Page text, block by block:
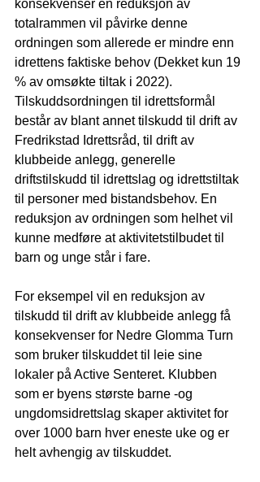
konsekvenser en reduksjon av
totalrammen vil påvirke denne
ordningen som allerede er mindre enn
idrettens faktiske behov (Dekket kun 19
% av omsøkte tiltak i 2022).
Tilskuddsordningen til idrettsformål
består av blant annet tilskudd til drift av
Fredrikstad Idrettsråd, til drift av
klubbeide anlegg, generelle
driftstilskudd til idrettslag og idrettstiltak
til personer med bistandsbehov. En
reduksjon av ordningen som helhet vil
kunne medføre at aktivitetstilbudet til
barn og unge står i fare.
For eksempel vil en reduksjon av
tilskudd til drift av klubbeide anlegg få
konsekvenser for Nedre Glomma Turn
som bruker tilskuddet til leie sine
lokaler på Active Senteret. Klubben
som er byens største barne -og
ungdomsidrettslag skaper aktivitet for
over 1000 barn hver eneste uke og er
helt avhengig av tilskuddet.